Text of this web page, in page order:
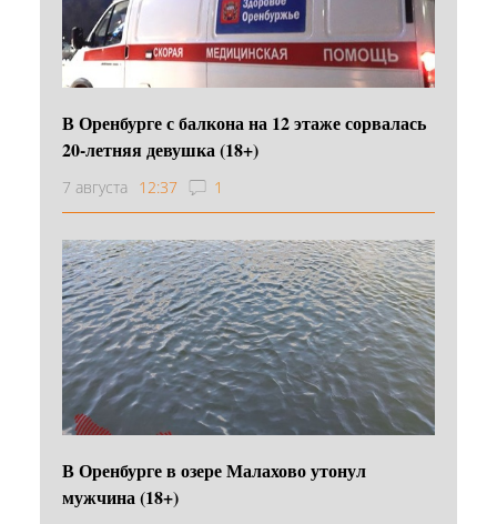
В Оренбурге с балкона на 12 этаже сорвалась
20-летняя девушка (18+)
7 августа 12:37 1
В Оренбурге в озере Малахово утонул
мужчина (18+)